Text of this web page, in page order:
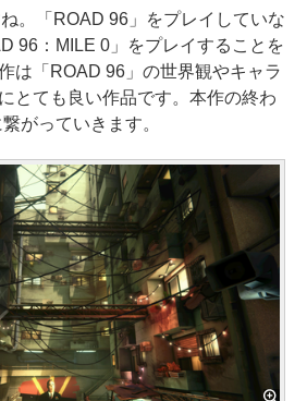
。「ROAD 96」をプレイしていな
96：MILE 0」をプレイすることを
は「ROAD 96」の世界観やキャラ
とても良い作品です。本作の終わ
がっていきます。